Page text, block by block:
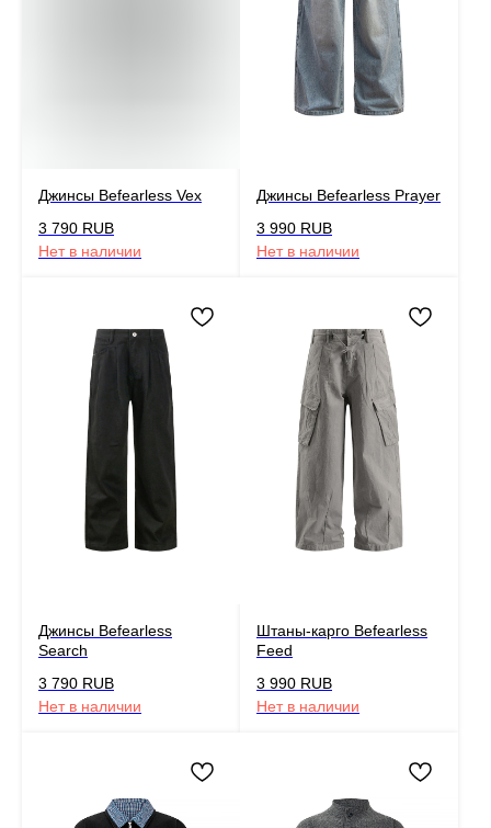
Джинсы Befearless Vex
3 790 RUB
Нет в наличии
Джинсы Befearless Prayer
3 990 RUB
Нет в наличии
Джинсы Befearless
Search
3 790 RUB
Нет в наличии
Штаны-карго Befearless
Feed
3 990 RUB
Нет в наличии